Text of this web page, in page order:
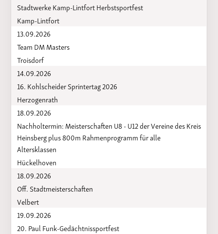
Stadtwerke Kamp-Lintfort Herbstsportfest
Kamp-Lintfort
13.09.2026
Team DM Masters
Troisdorf
14.09.2026
16. Kohlscheider Sprintertag 2026
Herzogenrath
18.09.2026
Nachholtermin: Meisterschaften U8 - U12 der Vereine des Kreis
Heinsberg plus 800m Rahmenprogramm für alle
Altersklassen
Hückelhoven
18.09.2026
Off. Stadtmeisterschaften
Velbert
19.09.2026
20. Paul Funk-Gedächtnissportfest